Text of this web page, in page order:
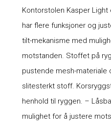
Kontorstolen Kasper
har flere funksjoner og
tilt-mekanisme med
motstanden. Stoffet på
pustende mesh-
slitesterkt stoff.
henhold til ryggen. –
mulighet for å justere